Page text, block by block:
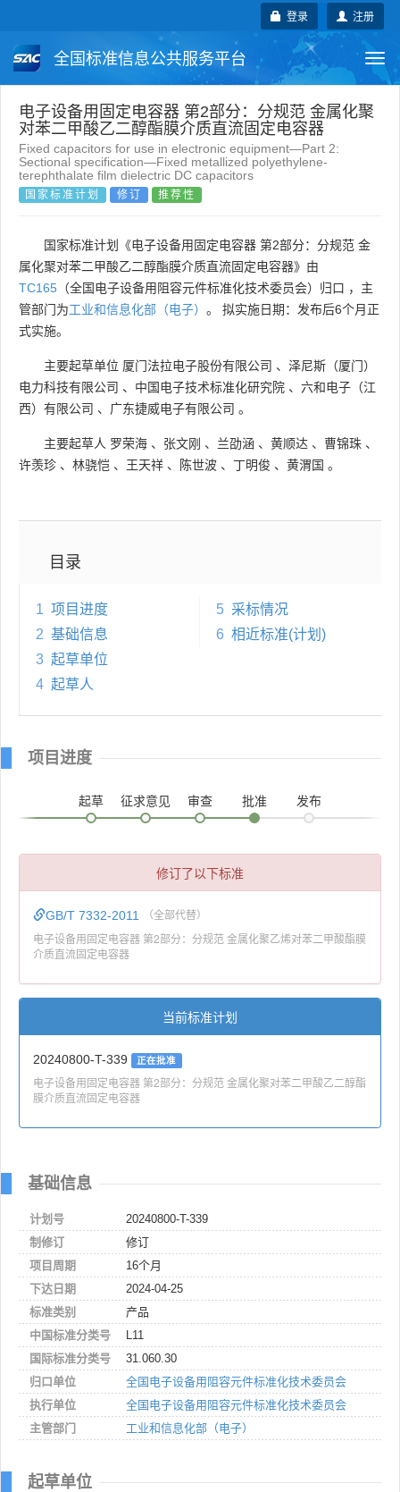
注册
登录
全国标准信息公共服务平台
国家标准 行业标准 地方标准
团体标准 企业标准 国际标准
国外标准 技术委员会
电子设备用固定电容器 第2部分：分规范 金属化聚
对苯二甲酸乙二醇酯膜介质直流固定电容器
Fixed capacitors for use in electronic equipment—Part 2:
Sectional specification—Fixed metallized polyethylene-
terephthalate film dielectric DC capacitors
国家标准计划 修订 推荐性
国家标准计划《电子设备用固定电容器 第2部分：分规范 金
属化聚对苯二甲酸乙二醇酯膜介质直流固定电容器》由
TC165 （全国电子设备用阻容元件标准化技术委员会）归口 ，主
管部门为工业和信息化部（电子） 。 拟实施日期：发布后6个月正
式实施。
主要起草单位 厦门法拉电子股份有限公司 、 泽尼斯（厦门）
电力科技有限公司 、 中国电子技术标准化研究院 、 六和电子（江
西）有限公司 、 广东捷威电子有限公司 。
主要起草人 罗荣海 、 张文刚 、 兰劭涵 、 黄顺达 、 曹锦珠 、
许羡珍 、 林骁恺 、 王天祥 、 陈世波 、 丁明俊 、 黄渭国 。
目录
1 项目进度
2 基础信息
3 起草单位
4 起草人
5 采标情况
6 相近标准(计划)
项目进度
起草 征求意见 审查 批准 发布
修订了以下标准
GB/T 7332-2011 （全部代替）
电子设备用固定电容器 第2部分：分规范 金属化聚乙烯对苯二甲酸酯膜
介质直流固定电容器
当前标准计划
20240800-T-339 正在批准
电子设备用固定电容器 第2部分：分规范 金属化聚对苯二甲酸乙二醇酯
膜介质直流固定电容器
基础信息
计划号
20240800-T-339
制修订
修订
项目周期
16个月
下达日期
2024-04-25
标准类别
产品
中国标准分类号
L11
国际标准分类号
31.060.30
归口单位
全国电子设备用阻容元件标准化技术委员会
执行单位
全国电子设备用阻容元件标准化技术委员会
主管部门
工业和信息化部（电子）
起草单位